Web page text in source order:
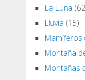
La Luna
Lluvia (15)
Mamíferos
Montaña
Montañas